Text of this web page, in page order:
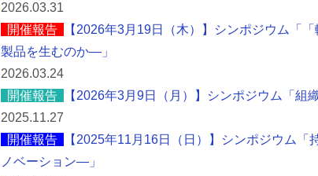
2026.03.31
開催報告
【2026年3月19日（木）】シンポジウム「
製品を生むのか―」
2026.03.24
開催報告
【2026年3月9日（月）】シンポジウム「組
2025.11.27
開催報告
【2025年11月16日（日）】シンポジウム
ノベーション―」